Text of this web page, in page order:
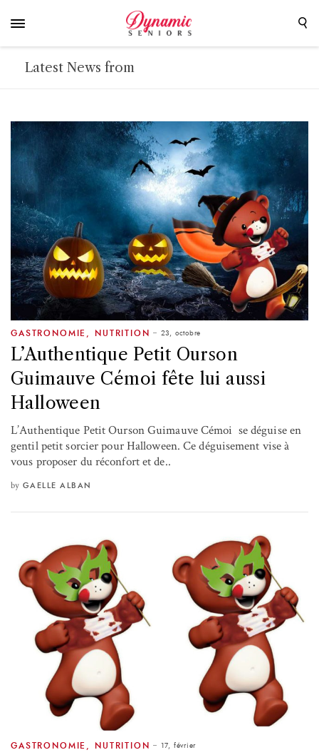
Latest News from
GASTRONOMIE NUTRITION 23, octobre
L’Authentique Petit Ourson
Guimauve Cémoi fête lui aussi
Halloween
L’Authentique Petit Ourson Guimauve Cémoi se déguise en
gentil petit sorcier pour Halloween. Ce déguisement vise à
vous proposer du réconfort et de..
by GAELLE ALBAN
GASTRONOMIE NUTRITION 17, février